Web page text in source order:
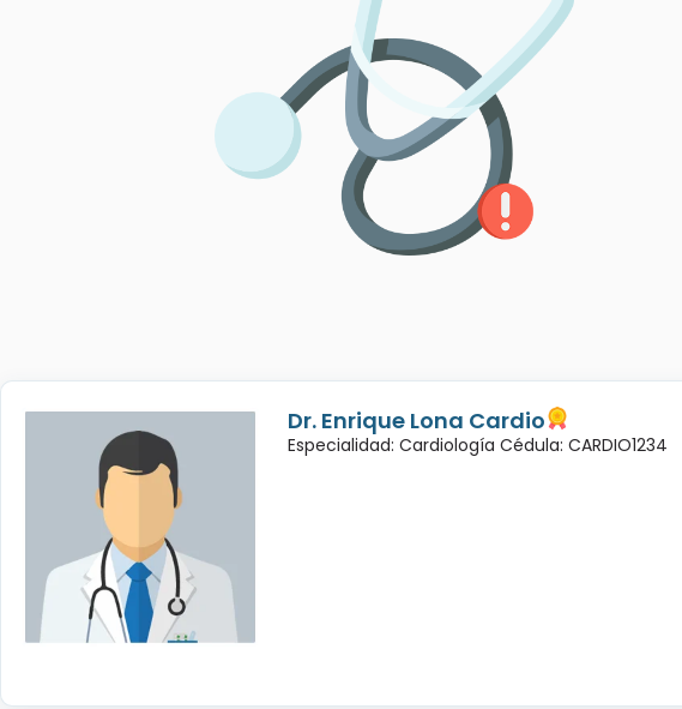
Dr. Enrique Lona Cardio
Especialidad: Cardiología Cédula: CARDIO1234